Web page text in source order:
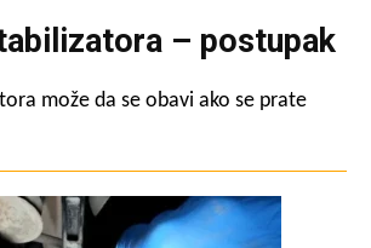
– postupak
može da se obavi ako se prate